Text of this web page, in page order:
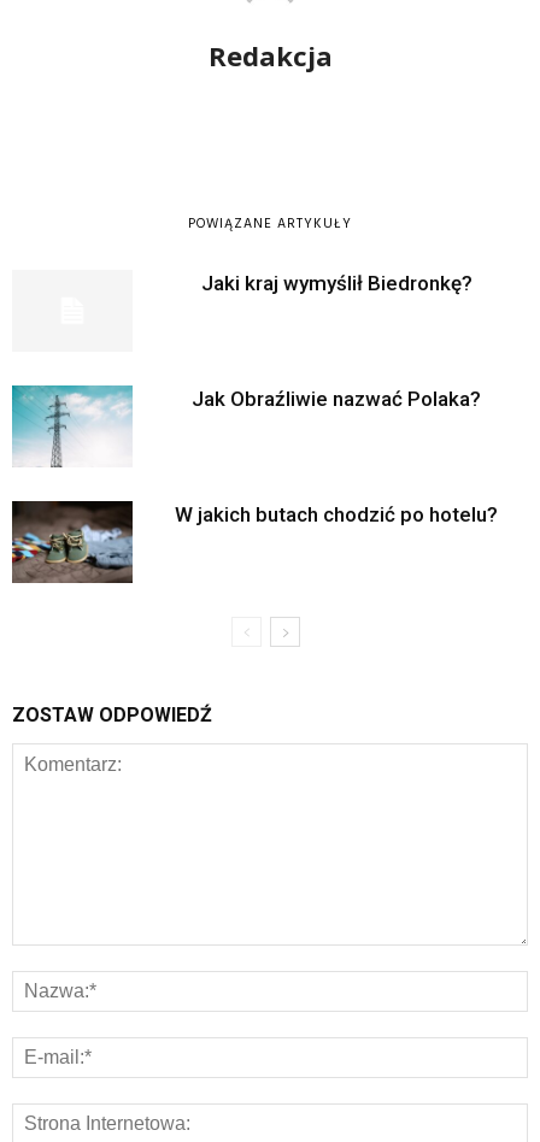
Redakcja
POWIĄZANE ARTYKUŁY
Jaki kraj wymyślił Biedronkę?
Jak Obraźliwie nazwać Polaka?
W jakich butach chodzić po hotelu?
ZOSTAW ODPOWIEDŹ